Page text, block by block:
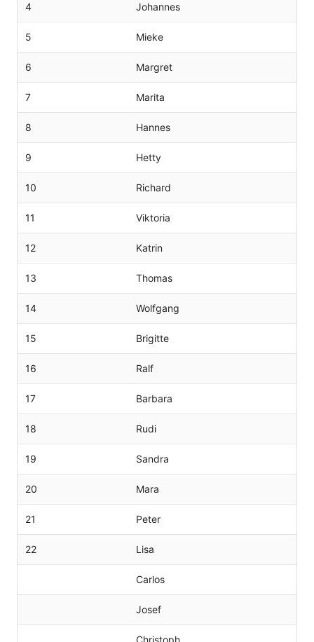
4 Johannes
5 Mieke
6 Margret
7 Marita
8 Hannes
9 Hetty
10 Richard
11 Viktoria
12 Katrin
13 Thomas
14 Wolfgang
15 Brigitte
16 Ralf
17 Barbara
18 Rudi
19 Sandra
20 Mara
21 Peter
22 Lisa
Carlos
Josef